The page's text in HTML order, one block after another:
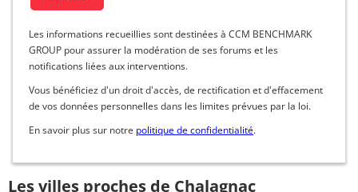
Les informations recueillies sont destinées à CCM BENCHMARK
GROUP pour assurer la modération de ses forums et les
notifications liées aux interventions.
Vous bénéficiez d'un droit d'accès, de rectification et d'effacement
de vos données personnelles dans les limites prévues par la loi.
En savoir plus sur notre politique de confidentialité.
Les villes proches de Chalagnac